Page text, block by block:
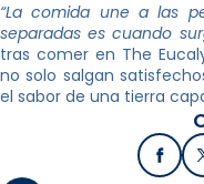
“La comida une a las
separadas es cuando
tras comer en The
no solo salgan
el sabor de una tierra